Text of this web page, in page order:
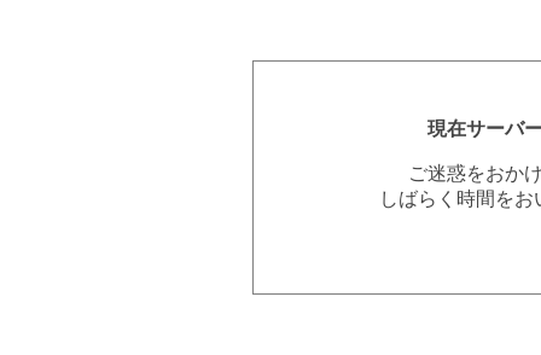
現在サーバ
ご迷惑をおか
しばらく時間を